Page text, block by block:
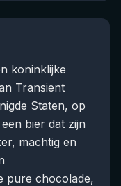
koninklijke
Transient
Staten, op
bier dat zijn
machtig en
pure chocolade,